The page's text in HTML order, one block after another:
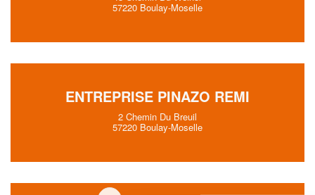
57220 Boulay-Moselle
ENTREPRISE PINAZO REMI
2 Chemin Du Breuil
57220 Boulay-Moselle